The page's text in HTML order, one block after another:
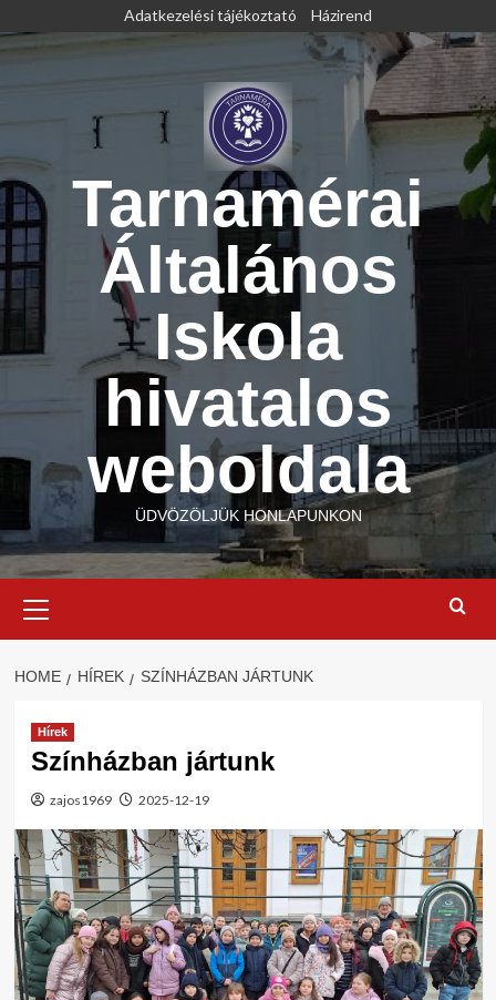
to
Adatkezelési tájékoztató Házirend
Tarnamérai
Általános
Iskola
hivatalos
weboldala
ÜDVÖZÖLJÜK HONLAPUNKON
Menu
HOME HÍREK SZÍNHÁZBAN JÁRTUNK
Hírek
Színházban jártunk
zajos1969 2025-12-19